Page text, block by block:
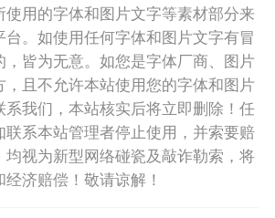
使用的字体和图片文字等素材部分来
。如使用任何字体和图片文字有冒
皆为无意。如您是字体厂商、图片
且不允许本站使用您的字体和图片
我们，本站核实后将立即删除！任
系本站管理者停止使用，并索要赔
视为新型网络碰瓷及敲诈勒索，将
济赔偿！敬请谅解！